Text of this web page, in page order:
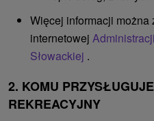
Więcej informacji można
internetowej
Słowackiej .
2. KOMU
REKREACYJNY